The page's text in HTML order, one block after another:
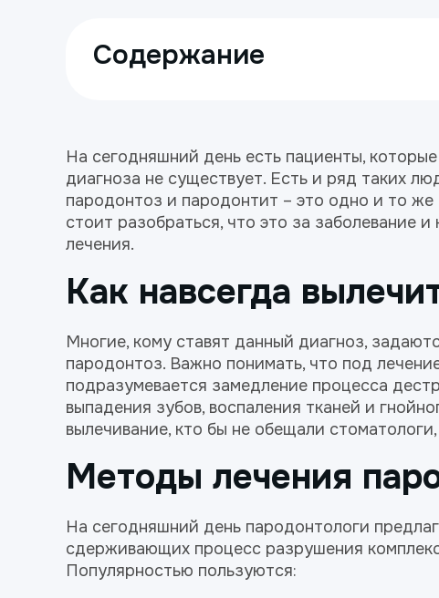
Содержание
На сегодняшний день есть пациенты,
диагноза не существует. Есть и ряд таких
пародонтоз и пародонтит – это одно и то
стоит разобраться, что это за заболевание
лечения.
Как навсегда
Многие, кому ставят данный диагноз,
пародонтоз. Важно понимать, что под
подразумевается замедление процесса
выпадения зубов, воспаления тканей и
вылечивание, кто бы не обещали
Методы лечения
На сегодняшний день пародонтологи
сдерживающих процесс разрушения
Популярностью пользуются: